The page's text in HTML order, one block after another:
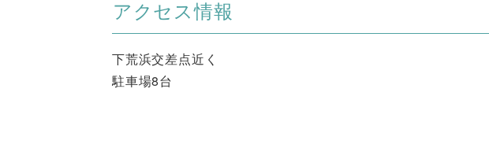
アクセス情報
下荒浜交差点近く
駐車場8台